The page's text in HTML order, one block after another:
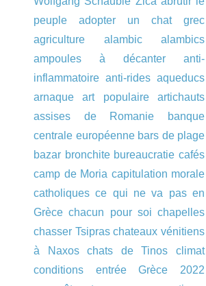
peuple
adopter un chat grec
agriculture
alambic
alambics
ampoules à décanter
anti-
inflammatoire anti-rides aqueducs
arnaque
art populaire
artichauts
assises de Romanie
banque
centrale européenne bars de plage
bazar bronchite bureaucratie cafés
camp de Moria capitulation morale
catholiques ce qui ne va pas en
Grèce chacun pour soi chapelles
chasser Tsipras chateaux vénitiens
à Naxos
chats de Tinos
climat
conditions entrée Grèce 2022